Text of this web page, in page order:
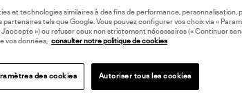
et technologies similaires à des fins de performance, personnalisation,
tels que Google. Vous pouvez configurer vos choix via «
») ou refuser ceux non strictement nécessaires (« Continuer
vos données, consulter notre politique de cookies
des cookies Autoriser tous les cookies